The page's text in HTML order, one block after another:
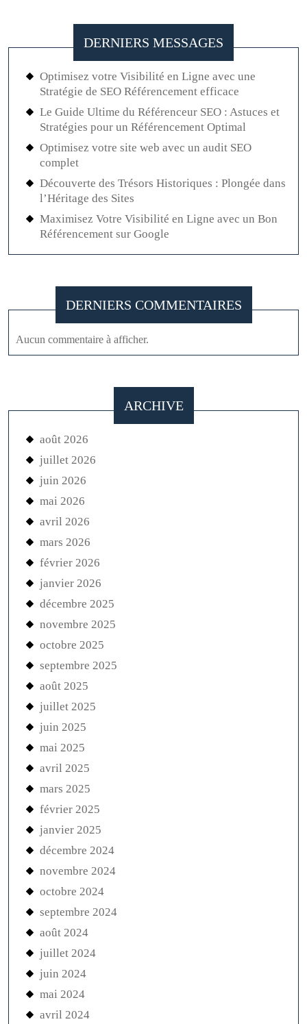
DERNIERS MESSAGES
Optimisez votre Visibilité en Ligne avec une
Stratégie de SEO Référencement efficace
Le Guide Ultime du Référenceur SEO : Astuces et
Stratégies pour un Référencement Optimal
Optimisez votre site web avec un audit SEO
complet
Découverte des Trésors Historiques : Plongée dans
l’Héritage des Sites
Maximisez Votre Visibilité en Ligne avec un Bon
Référencement sur Google
DERNIERS COMMENTAIRES
Aucun commentaire à afficher.
ARCHIVE
août 2026
juillet 2026
juin 2026
mai 2026
avril 2026
mars 2026
février 2026
janvier 2026
décembre 2025
novembre 2025
octobre 2025
septembre 2025
août 2025
juillet 2025
juin 2025
mai 2025
avril 2025
mars 2025
février 2025
janvier 2025
décembre 2024
novembre 2024
octobre 2024
septembre 2024
août 2024
juillet 2024
juin 2024
mai 2024
avril 2024